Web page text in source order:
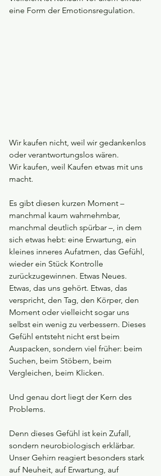
eine Form der Emotionsregulation.
Wir kaufen nicht, weil wir gedankenlos
oder verantwortungslos wären.
Wir kaufen, weil Kaufen etwas mit uns
macht.
Es gibt diesen kurzen Moment –
manchmal kaum wahrnehmbar,
manchmal deutlich spürbar –, in dem
sich etwas hebt: eine Erwartung, ein
kleines inneres Aufatmen, das Gefühl,
wieder ein Stück Kontrolle
zurückzugewinnen. Etwas Neues.
Etwas, das uns gehört. Etwas, das
verspricht, den Tag, den Körper, den
Moment oder vielleicht sogar uns
selbst ein wenig zu verbessern. Dieses
Gefühl entsteht nicht erst beim
Auspacken, sondern viel früher: beim
Suchen, beim Stöbern, beim
Vergleichen, beim Klicken.
Und genau dort liegt der Kern des
Problems.
Denn dieses Gefühl ist kein Zufall,
sondern neurobiologisch erklärbar.
Unser Gehirn reagiert besonders stark
auf Neuheit, auf Erwartung, auf